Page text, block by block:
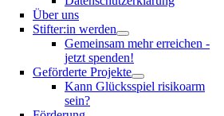
Über uns
Stifter:in werden
Gemeinsam mehr erreichen -
jetzt spenden!
Geförderte Projekte
Kann Glücksspiel risikoarm
sein?